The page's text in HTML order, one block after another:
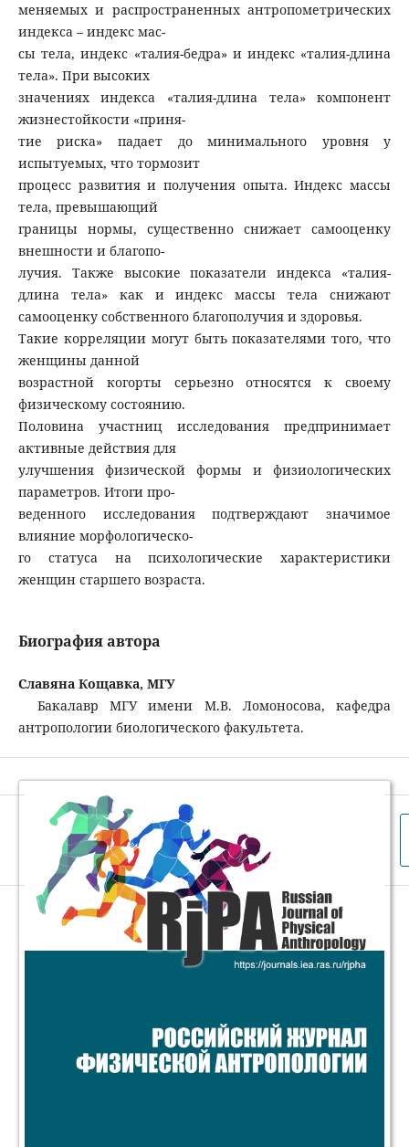
меняемых и распространенных антропометрических
индекса – индекс мас-
сы тела, индекс «талия-бедра» и индекс «талия-длина
тела». При высоких
значениях индекса «талия-длина тела» компонент
жизнестойкости «приня-
тие риска» падает до минимального уровня у
испытуемых, что тормозит
процесс развития и получения опыта. Индекс массы
тела, превышающий
границы нормы, существенно снижает самооценку
внешности и благопо-
лучия. Также высокие показатели индекса «талия-
длина тела» как и индекс массы тела снижают
самооценку собственного благополучия и здоровья.
Такие корреляции могут быть показателями того, что
женщины данной
возрастной когорты серьезно относятся к своему
физическому состоянию.
Половина участниц исследования предпринимает
активные действия для
улучшения физической формы и физиологических
параметров. Итоги про-
веденного исследования подтверждают значимое
влияние морфологическо-
го статуса на психологические характеристики
женщин старшего возраста.
Биография автора
Славяна Кощавка, МГУ
Бакалавр МГУ имени М.В. Ломоносова, кафедра
антропологии биологического факультета.